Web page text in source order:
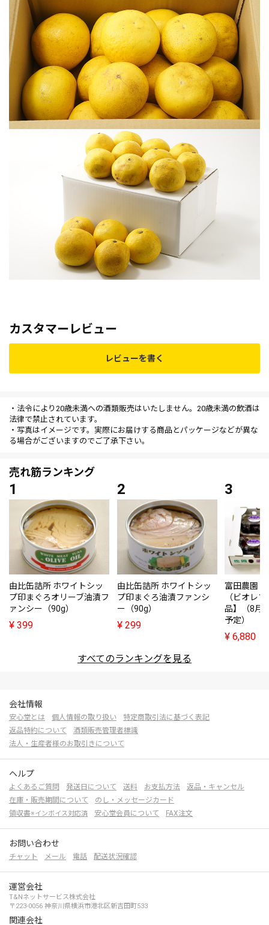
カスタマーレビュー
レビューを書く
・法令により20歳未満への酒類販売はいたしません。20歳未満の飲酒は
法律で禁止されています。
・写真はイメージです。実際にお届けする商品とパッケージなどが異な
る場合がございますのでご了承下さい。
売れ筋ランキング
由比缶詰所 ホワイトシッ
プ印まぐろオリーブ油漬フ
ァンシー（90g）
¥ 399
由比缶詰所 ホワイトシッ
プ印まぐろ油漬ファンシ
ー（90g）
¥ 299
富田農園
（ビオレ
品】（8月
予定）
¥ 6,880
すべてのランキングを見る
会社情報
安心堂とは 個人情報の取り扱い
特定商取引法に基づく表記
返品特約について
酒類販売管理者標識
法人・生産者様のお取引きについて
ヘルプ
よくあるご質問 発送日について 送料 お支払方法
返品・キャンセル
在庫・販売期間について
のし・メッセージカード
領収書※インボイス対応済 安心堂会員について FAX注文
お問い合わせ
チャット メール 電話 配送状況確認
運営会社
T&Nネットサービス株式会社
〒223-0056 神奈川県横浜市港北区新吉田町533
関連会社